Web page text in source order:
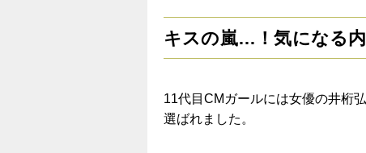
キスの嵐…！気になる
11代目CMガールには女優の井桁
選ばれました。